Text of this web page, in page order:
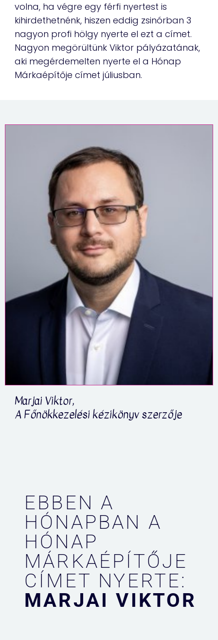
volna, ha végre egy férfi nyertest is
kihirdethetnénk, hiszen eddig zsinórban 3
nagyon profi hölgy nyerte el ezt a címet.
Nagyon megörültünk Viktor pályázatának,
aki megérdemelten nyerte el a Hónap
Márkaépítője címet júliusban.
Marjai Viktor,
A Főnökkezelési kézikönyv szerzője
EBBEN A
HÓNAPBAN A
HÓNAP
MÁRKAÉPÍTŐJE
CÍMET NYERTE:
MARJAI VIKTOR